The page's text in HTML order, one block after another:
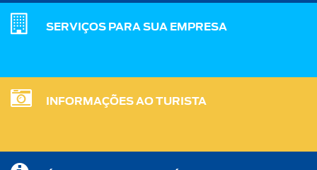
SERVIÇOS PARA SUA EMPRESA
INFORMAÇÕES AO TURISTA